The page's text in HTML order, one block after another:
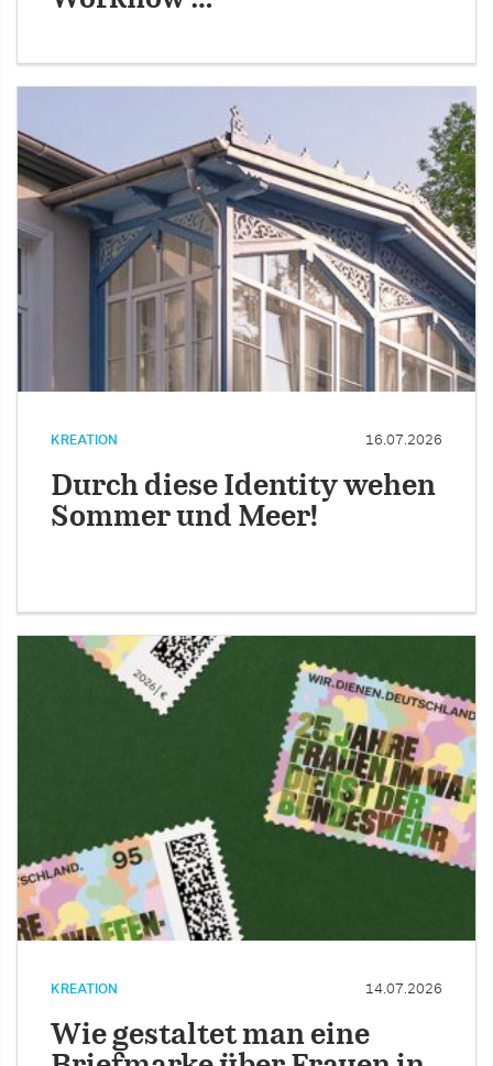
KREATION 16.07.2026
Durch diese Identity wehen
Sommer und Meer!
KREATION 14.07.2026
Wie gestaltet man eine